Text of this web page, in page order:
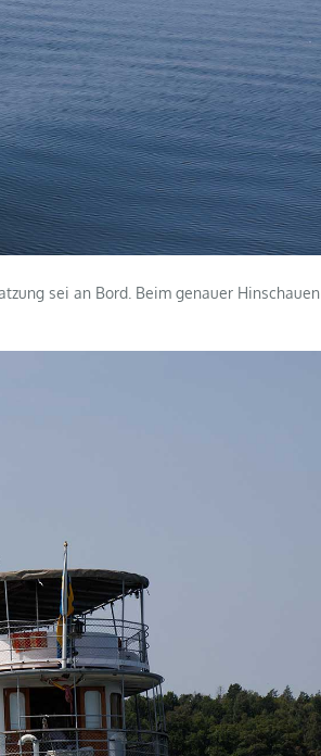
sei an Bord. Beim genauer Hinschauen